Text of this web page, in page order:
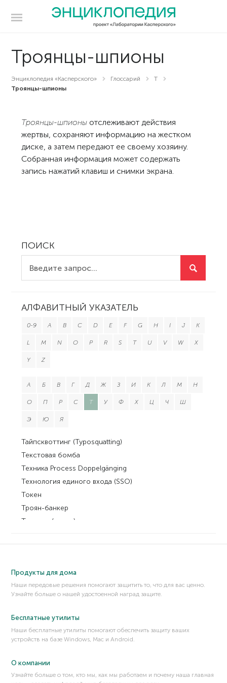
Троянцы-шпионы
Энциклопедия «Касперского» Глоссарий
Т
Троянцы-шпионы
Троянцы-шпионы отслеживают действия
жертвы, сохраняют информацию на жестком
диске, а затем передают ее своему хозяину.
Собранная информация может содержать
запись нажатий клавиш и снимки экрана.
ПОИСК
АЛФАВИТНЫЙ УКАЗАТЕЛЬ
0-9 A B C D E F G H I J K
L M N O P R S T U V W X
Y Z
А Б В Г Д Ж З И К Л М Н
О П Р С Т У Ф Х Ц Ч Ш
Э Ю Я
Тайпсквоттинг (Typosquatting)
Текстовая бомба
Техника Process Doppelgänging
Технология единого входа (SSO)
Токен
Троян-банкер
Троянец (троян)
Троянец-стилер (Trojan-PSW, Password Stealing Ware)
Троянцы-шпионы
Продукты для дома
Наши передовые решения помогают защитить то, что для вас ценно.
Узнайте больше о нашей удостоенной наград защите.
Бесплатные утилиты
Наши бесплатные утилиты помогают обеспечить защиту ваших
устройств на базе Windows, Mac и Android.
О компании
Узнайте больше о том, кто мы, как мы работаем и почему наша главная